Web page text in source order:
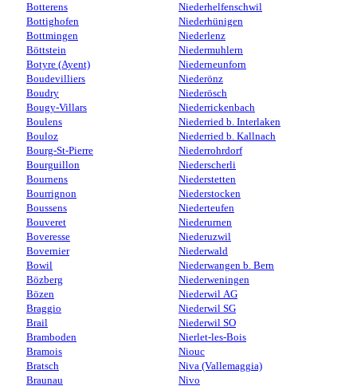
Botterens
Bottighofen
Bottmingen
Böttstein
Botyre (Ayent)
Boudevilliers
Boudry
Bougy-Villars
Boulens
Bouloz
Bourg-St-Pierre
Bourguillon
Bournens
Bourrignon
Boussens
Bouveret
Boveresse
Bovernier
Bowil
Bözberg
Bözen
Braggio
Brail
Bramboden
Bramois
Bratsch
Braunau
Niederhelfenschwil
Niederhünigen
Niederlenz
Niedermuhlern
Niederneunforn
Niederönz
Niederösch
Niederrickenbach
Niederried b. Interlaken
Niederried b. Kallnach
Niederrohrdorf
Niederscherli
Niederstetten
Niederstocken
Niederteufen
Niederurnen
Niederuzwil
Niederwald
Niederwangen b. Bern
Niederweningen
Niederwil AG
Niederwil SG
Niederwil SO
Nierlet-les-Bois
Niouc
Niva (Vallemaggia)
Nivo